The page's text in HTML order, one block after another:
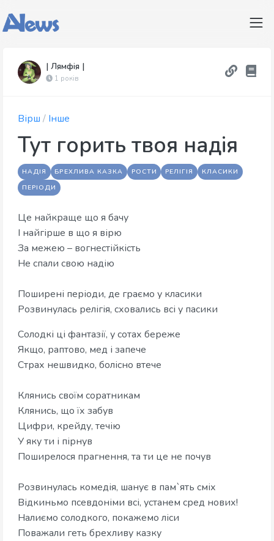
| Лямфія |
1 років
Вірш / Інше
Тут горить твоя надія
НАДІЯ БРЕХЛИВА КАЗКА РОСТИ РЕЛІГІЯ
КЛАСИКИ
ПЕРІОДИ
Це найкраще що я бачу
І найгірше в що я вірю
За межею – вогнестійкість
Не спали свою надію
Поширені періоди, де граємо у класики
Розвинулась релігія, сховались всі у пасики
Солодкі ці фантазії, у сотах береже
Якщо, раптово, мед і запече
Страх нешвидко, болісно втече
Клянись своїм соратникам
Клянись, що їх забув
Цифри, крейду, течію
У яку ти і пірнув
Поширелося прагнення, та ти це не почув
Розвинулась комедія, шанує в пам`ять сміх
Відкиньмо псевдоніми всі, устанем сред нових!
Налиємо солодкого, покажемо ліси
Поважали геть брехливу казку